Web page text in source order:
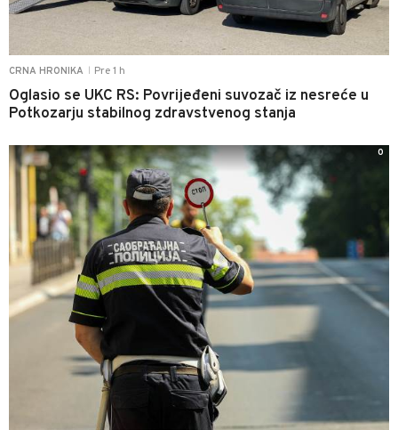
CRNA HRONIKA Pre 1 h
Oglasio se UKC RS: Povrijeđeni suvozač iz nesreće u
Potkozarju stabilnog zdravstvenog stanja
0